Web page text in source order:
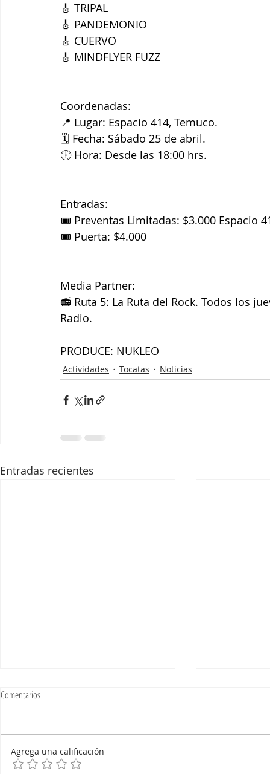
🎸 TRIPAL
🎸 PANDEMONIO
🎸 CUERVO
🎸 MINDFLYER FUZZ
Coordenadas:
📍 Lugar: Espacio 414, Temuco.
🗓️ Fecha: Sábado 25 de abril.
🕕 Hora: Desde las 18:00 hrs.
Entradas:
🎟️ Preventas Limitadas: $3.000 Espacio
🎟️ Puerta: $4.000
Media Partner:
📻 Ruta 5: La Ruta del Rock. Todos los
Radio.
PRODUCE: NUKLEO
Actividades Tocatas Noticias
Entradas recientes
Comentarios
Agrega una calificación